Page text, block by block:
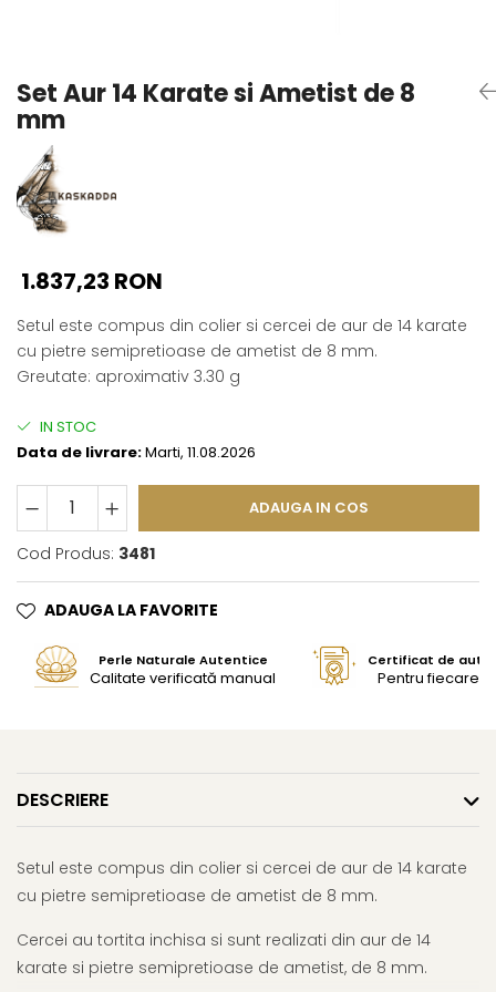
Pandantive cu Perle
Brose cu Perle
Set Aur 14 Karate si Ametist de 8
mm
1.837,23 RON
Setul este compus din colier si cercei de aur de 14 karate
cu pietre semipretioase de ametist de 8 mm.
Greutate: aproximativ 3.30 g
IN STOC
Data de livrare:Marti, 11.08.2026
ADAUGA IN COS
Cod Produs: 3481
ADAUGA LA FAVORITE
Perle Naturale Autentice
Calitate verificată manual
Certificat de
Pentru fiecare
DESCRIERE
Setul este compus din colier si cercei de aur de 14 karate
cu pietre semipretioase de ametist de 8 mm.
Cercei au tortita inchisa si sunt realizati din aur de 14
karate si pietre semipretioase de ametist, de 8 mm.